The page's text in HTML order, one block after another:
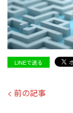
LINEで送る
< 前の記事